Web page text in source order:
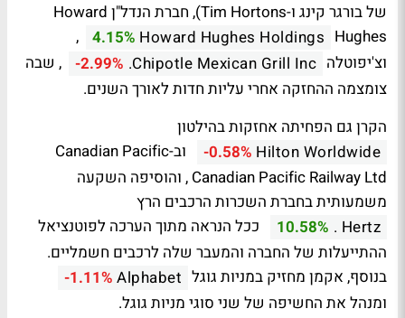
של בורגר קינג ו-Tim Hortons), חברת הנדל"ן Howard
Hughes
Howard Hughes Holdings
4.15%
,
וצ'יפוטלה Chipotle Mexican Grill Inc.
-2.99% , שבה
צומצמה ההחזקה אחרי עליות חדות לאורך השנים.
הקרן גם הפחיתה אחזקות בהילטון
Hilton Worldwide
-0.58%
וב-Canadian Pacific
Canadian Pacific Railway Ltd , והוסיפה השקעה
משמעותית בחברת השכרות הרכבים הרץ
Hertz .
10.58%
ככל הנראה מתוך הערכה לפוטנציאל
ההתייעלות של החברה והמעבר שלה לרכבים חשמליים.
בנוסף, אקמן מחזיק במניות גוגל Alphabet
-1.11%
ומנהל את החשיפה של שני סוגי מניות גוגל.